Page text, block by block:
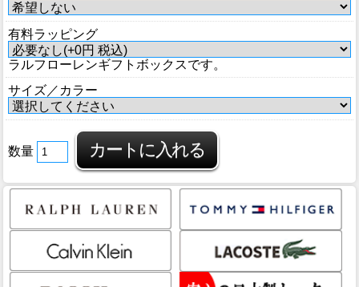
有料ラッピング
ラルフローレンギフトボックスです。
サイズ／カラー
数量